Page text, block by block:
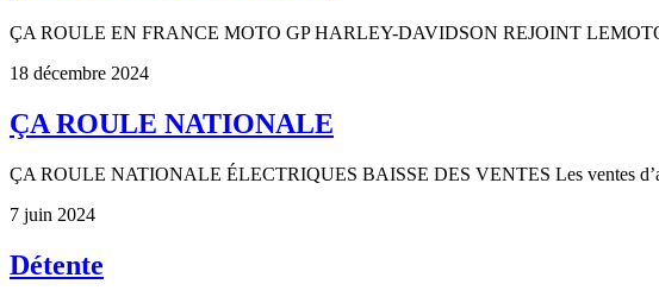
ÇA ROULE EN FRANCE MOTO GP HARLEY-DAVIDSON REJOINT
18 décembre 2024
ÇA ROULE NATIONALE
ÇA ROULE NATIONALE ÉLECTRIQUES BAISSE DES VENTES Les ventes
7 juin 2024
Détente